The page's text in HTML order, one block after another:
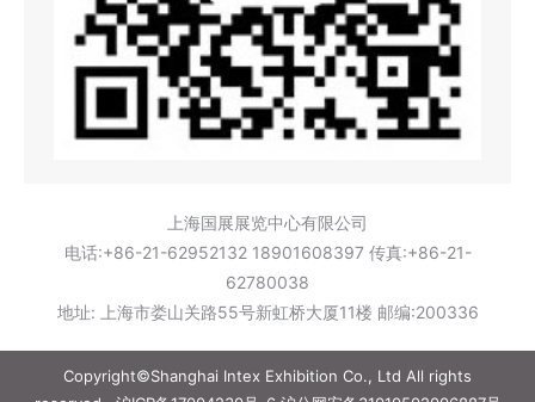
上海国展展览中心有限公司
电话:+86-21-62952132 18901608397 传真:+86-21-
62780038
地址: 上海市娄山关路55号新虹桥大厦11楼 邮编:200336
Copyright©Shanghai Intex Exhibition Co., Ltd All rights